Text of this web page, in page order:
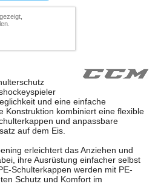
und eine einfache
Konstruktion kombiniert eine flexible
und anpassbare
auf dem Eis.
erleichtert das Anziehen und
ihre Ausrüstung einfacher selbst
Schulterkappen werden mit PE-
Schutz und Komfort im